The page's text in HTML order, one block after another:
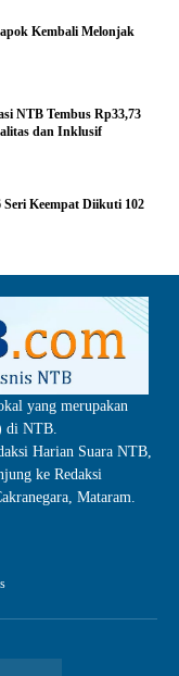
Kembali Melonjak
NTB Tembus Rp33,73
dan Inklusif
Keempat Diikuti 102
yang merupakan
di NTB.
Harian Suara NTB,
ke Redaksi
Mataram.